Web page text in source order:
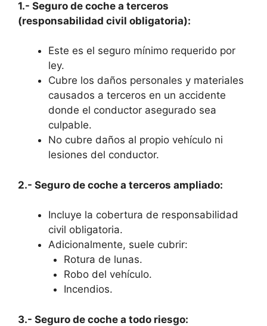
1.- Seguro de coche a terceros
(responsabilidad civil obligatoria):
Este es el seguro mínimo requerido por
ley.
Cubre los daños personales y materiales
causados a terceros en un accidente
donde el conductor asegurado sea
culpable.
No cubre daños al propio vehículo ni
lesiones del conductor.
2.- Seguro de coche a terceros ampliado:
Incluye la cobertura de responsabilidad
civil obligatoria.
Adicionalmente, suele cubrir:
Rotura de lunas.
Robo del vehículo.
Incendios.
3.- Seguro de coche a todo riesgo: